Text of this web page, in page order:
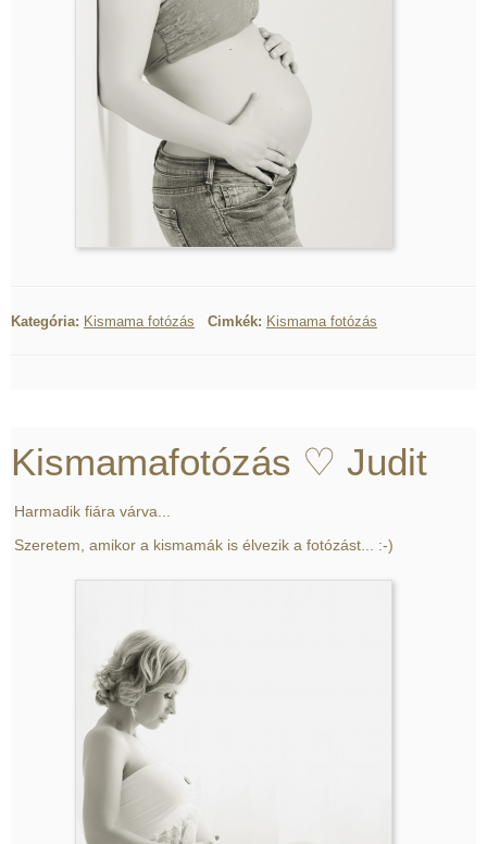
Kategória: Kismama fotózás Cimkék: Kismama fotózás
Kismamafotózás ♡ Judit
Harmadik fiára várva...
Szeretem, amikor a kismamák is élvezik a fotózást... :-)